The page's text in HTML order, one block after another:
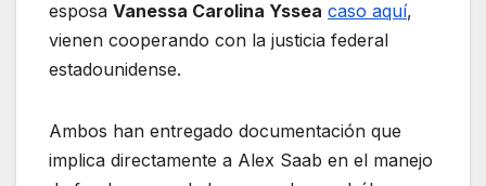
esposa Vanessa Carolina Yssea caso aquí,
vienen cooperando con la justicia federal
estadounidense.
Ambos han entregado documentación que
implica directamente a Alex Saab en el manejo